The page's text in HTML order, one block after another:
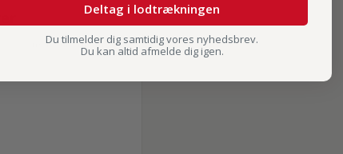
og smertelindring fra
Deltag i lodtrækningen
Du tilmelder dig samtidig vores nyhedsbrev.
Du kan altid afmelde dig igen.